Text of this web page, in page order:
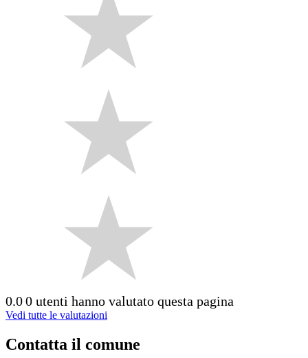
0.00 utenti hanno valutato questa pagina
Vedi tutte le valutazioni
Contatta il comune